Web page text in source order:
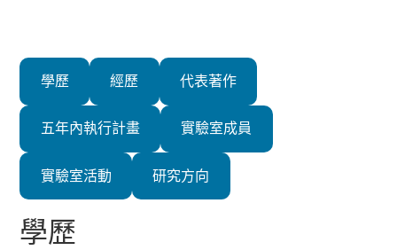
學歷 經歷 代表著作
五年內執行計畫 實驗室成員
實驗室活動 研究方向
學歷